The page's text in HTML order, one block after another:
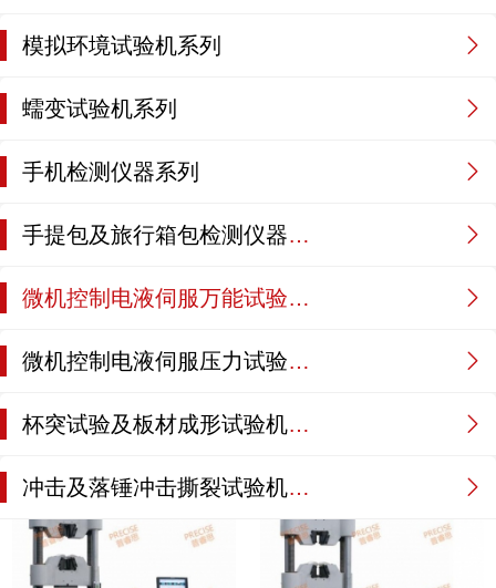
模拟环境试验机系列
蠕变试验机系列
手机检测仪器系列
手提包及旅行箱包检测仪器系列
微机控制电液伺服万能试验机系列
微机控制电液伺服压力试验机系列
杯突试验及板材成形试验机系列
冲击及落锤冲击撕裂试验机系列系列